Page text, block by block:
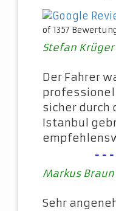
of 1357
Stefan Krüger
Der Fahrer
sicher durch
Istanbul
Markus Braun
Sehr